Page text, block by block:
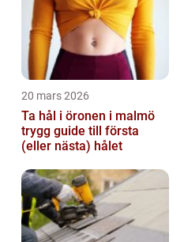
20 mars 2026
Ta hål i öronen i malmö
trygg guide till första
(eller nästa) hålet